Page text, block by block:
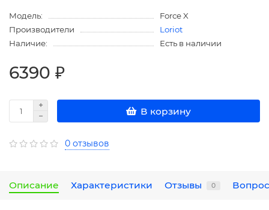
Модель:
Force X
Производители
Loriot
Наличие:
Есть в наличии
6390 ₽
В корзину
0 отзывов
Описание Характеристики Отзывы 0